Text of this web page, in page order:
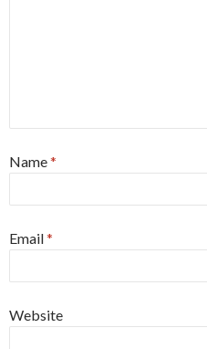
Name*
Email*
Website